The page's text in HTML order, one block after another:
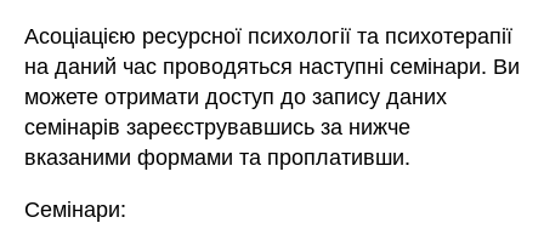
Асоціацією ресурсної психології та психотерапії
на даний час проводяться наступні семінари. Ви
можете отримати доступ до запису даних
семінарів зареєструвавшись за нижче
вказаними формами та проплативши.
Семінари: